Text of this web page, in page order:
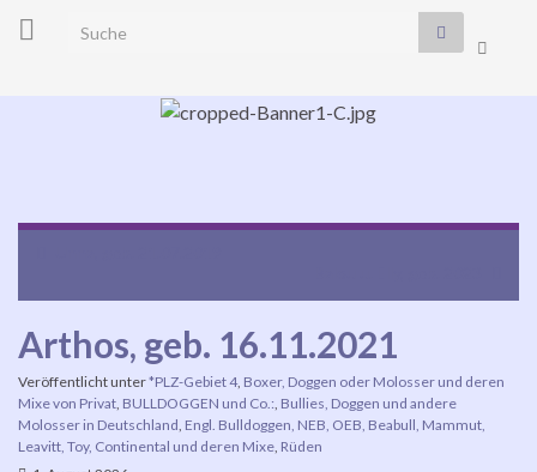
Search for:
Arthos, geb. 16.11.2021
Veröffentlicht unter*PLZ-Gebiet 4, Boxer, Doggen oder Molosser und deren
Mixe von Privat BULLDOGGEN und Co.: Bullies, Doggen und andere
Molosser in Deutschland Engl. Bulldoggen, NEB, OEB, Beabull, Mammut,
Leavitt, Toy, Continental und deren Mixe Rüden